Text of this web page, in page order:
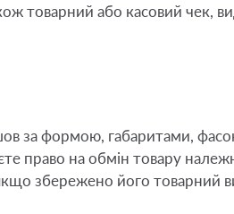
товарний або касовий чек,
за формою, габаритами,
право на обмін товару
збережено його товарний